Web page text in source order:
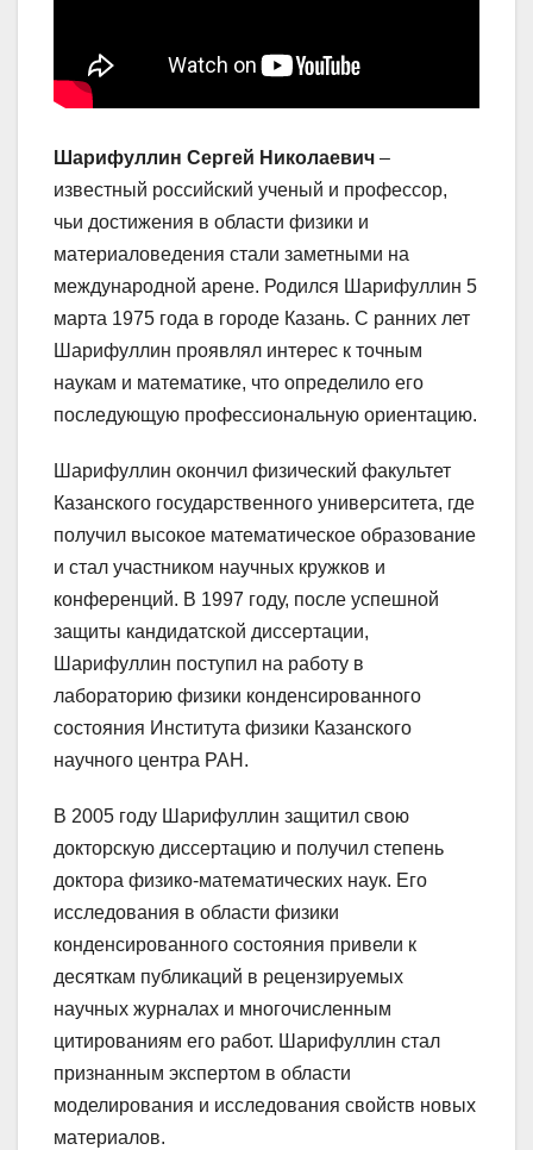
Шарифуллин Сергей Николаевич –
известный российский ученый и профессор,
чьи достижения в области физики и
материаловедения стали заметными на
международной арене. Родился Шарифуллин 5
марта 1975 года в городе Казань. С ранних лет
Шарифуллин проявлял интерес к точным
наукам и математике, что определило его
последующую профессиональную ориентацию.
Шарифуллин окончил физический факультет
Казанского государственного университета, где
получил высокое математическое образование
и стал участником научных кружков и
конференций. В 1997 году, после успешной
защиты кандидатской диссертации,
Шарифуллин поступил на работу в
лабораторию физики конденсированного
состояния Института физики Казанского
научного центра РАН.
В 2005 году Шарифуллин защитил свою
докторскую диссертацию и получил степень
доктора физико-математических наук. Его
исследования в области физики
конденсированного состояния привели к
десяткам публикаций в рецензируемых
научных журналах и многочисленным
цитированиям его работ. Шарифуллин стал
признанным экспертом в области
моделирования и исследования свойств новых
материалов.